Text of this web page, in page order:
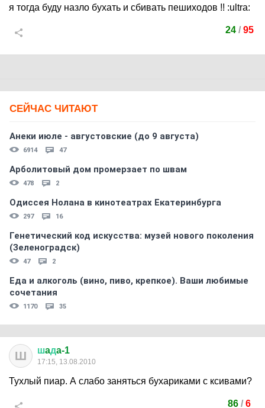
я тогда буду назло бухать и сбивать пешиходов !! :ultra:
24/ 95
СЕЙЧАС ЧИТАЮТ
Анеки июле - августовские (до 9 августа)
6914 47
Арболитовый дом промерзает по швам
478 2
Одиссея Нолана в кинотеатрах Екатеринбурга
297 16
Генетический код искусства: музей нового поколения
(Зеленоградск)
47 2
Еда и алкоголь (вино, пиво, крепкое). Ваши любимые
сочетания
1170 35
Ш шaдa-1
17:15, 13.08.2010
Тухлый пиар. А слабо заняться бухариками с ксивами?
86 / 6